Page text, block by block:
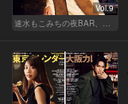
Vol.9
速水もこみちの夜BAR、夜メシ、夜レシピ